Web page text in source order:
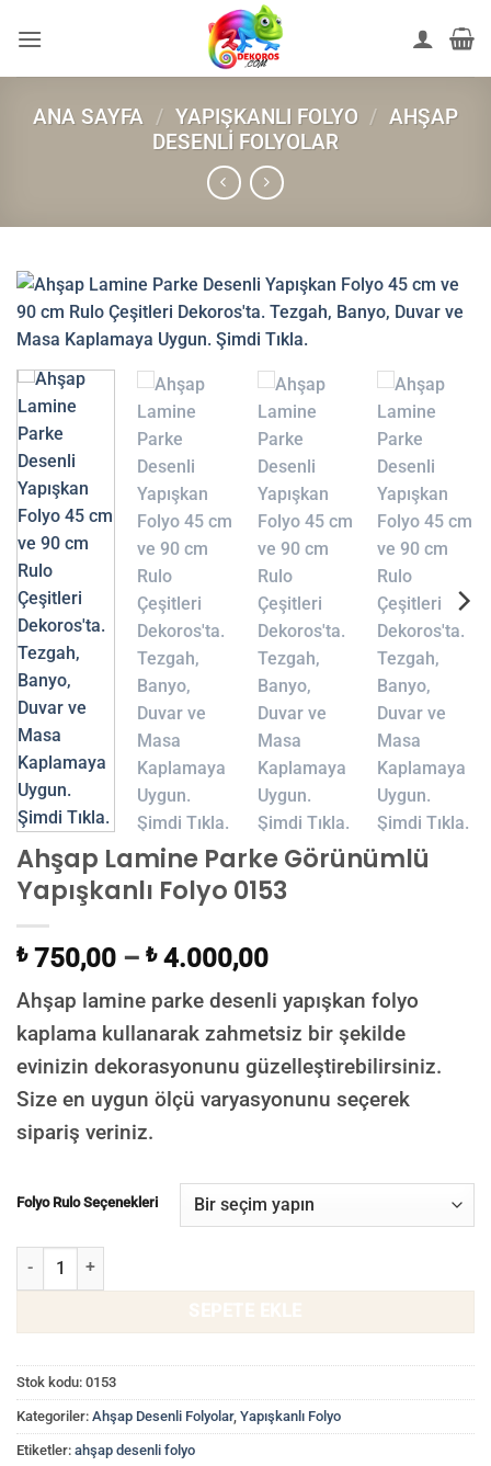
atla
ANA SAYFA / YAPIŞKANLI FOLYO / AHŞAP
DESENLI FOLYOLAR
Ahşap Lamine Parke Görünümlü
Yapışkanlı Folyo 0153
₺750,00 – ₺4.000,00
Ahşap lamine parke desenli yapışkan folyo
kaplama kullanarak zahmetsiz bir şekilde
evinizin dekorasyonunu güzelleştirebilirsiniz.
Size en uygun ölçü varyasyonunu seçerek
sipariş veriniz.
Folyo Rulo Seçenekleri
Ahşap Lamine Parke Görünümlü Yapışkanlı Folyo 0153 adet
Stok kodu: 0153
Kategoriler: Ahşap Desenli Folyolar, Yapışkanlı Folyo
Etiketler: ahşap desenli folyo